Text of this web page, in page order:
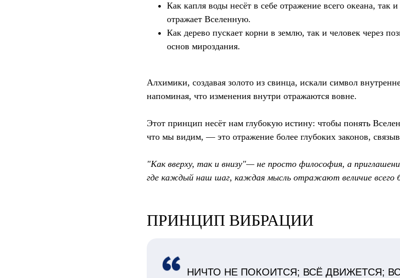
Как капля воды несёт в себе отражение всего океана, так
отражает Вселенную.
Как дерево пускает корни в землю, так и человек через
основ мироздания.
Алхимики, создавая золото из свинца, искали символ
напоминая, что изменения внутри отражаются вовне.
Этот принцип несёт нам глубокую истину: чтобы понять
что мы видим, — это отражение более глубоких законов,
"Как вверху, так и внизу"— не просто философия, а
где каждый наш шаг, каждая мысль отражают величие всего
​​ПРИНЦИП ВИБРАЦИИ
НИЧТО НЕ ПОКОИТСЯ; ВСЁ ДВИЖЕТСЯ;